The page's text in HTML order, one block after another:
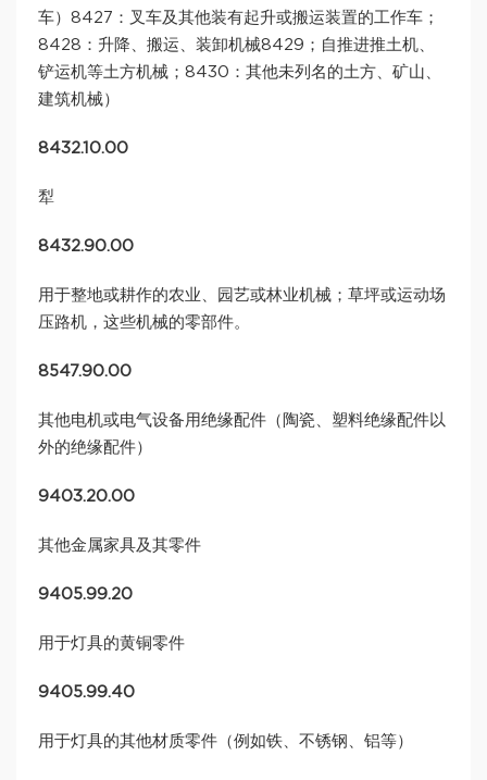
车）8427：叉车及其他装有起升或搬运装置的工作车；
8428：升降、搬运、装卸机械8429；自推进推土机、
铲运机等土方机械；8430：其他未列名的土方、矿山、
建筑机械）
8432.10.00
犁
8432.90.00
用于整地或耕作的农业、园艺或林业机械；草坪或运动场
压路机，这些机械的零部件。
8547.90.00
其他电机或电气设备用绝缘配件（陶瓷、塑料绝缘配件以
外的绝缘配件）
9403.20.00
其他金属家具及其零件
9405.99.20
用于灯具的黄铜零件
9405.99.40
用于灯具的其他材质零件（例如铁、不锈钢、铝等）